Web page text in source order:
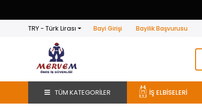
TRY - Türk Lirası Bayi Girişi Bayilik Başvurusu
TÜM KATEGORİLER İŞ ELBİSELERİ